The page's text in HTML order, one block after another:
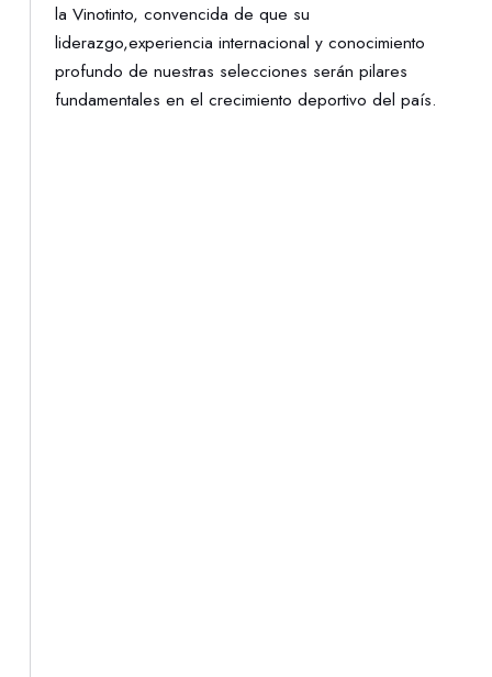
la Vinotinto, convencida de que su
liderazgo,experiencia internacional y conocimiento
profundo de nuestras selecciones serán pilares
fundamentales en el crecimiento deportivo del país.